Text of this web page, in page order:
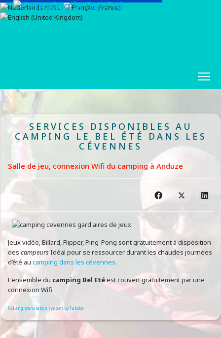
SERVICES DISPONIBLES AU
CAMPING LE BEL ÉTÉ DANS LES
CÉVENNES
Salle de jeu, connexion Wifi du camping à Anduze
Jeux vidéo, Billard, Flipper, Ping-Pong sont gratuitement à disposition
des campeursIdéal pour se ressourcer durant les chaudes journées
d’été au camping dans les cévennes.
L'ensemble du camping Bel Etéest couvert gratuitement par une
connexion Wifi.
FaLang translation system by Faboba